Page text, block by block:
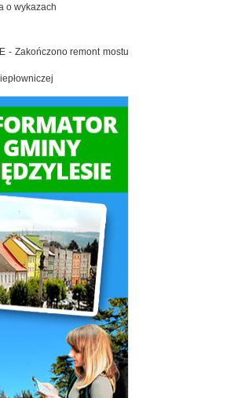
o wykazach
- Zakończono remont mostu